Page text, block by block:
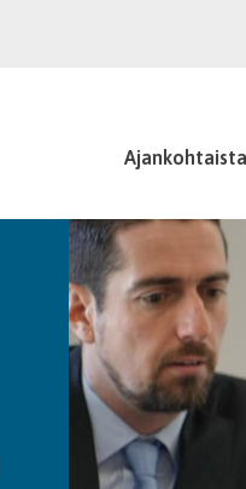
Ajankohtaista